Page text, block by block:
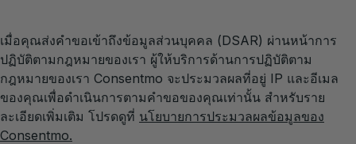
เมื่อคุณส่งคำขอเข้าถึงข้อมูลส่วนบุคคล (DSAR) ผ่านหน้าการ
ปฏิบัติตามกฎหมายของเรา ผู้ให้บริการด้านการปฏิบัติตาม
กฎหมายของเรา Consentmo จะประมวลผลที่อยู่ IP และอีเมล
ของคุณเพื่อดำเนินการตามคำขอของคุณเท่านั้น สำหรับราย
ละเอียดเพิ่มเติม โปรดดูที่ นโยบายการประมวลผลข้อมูลของ
Consentmo.